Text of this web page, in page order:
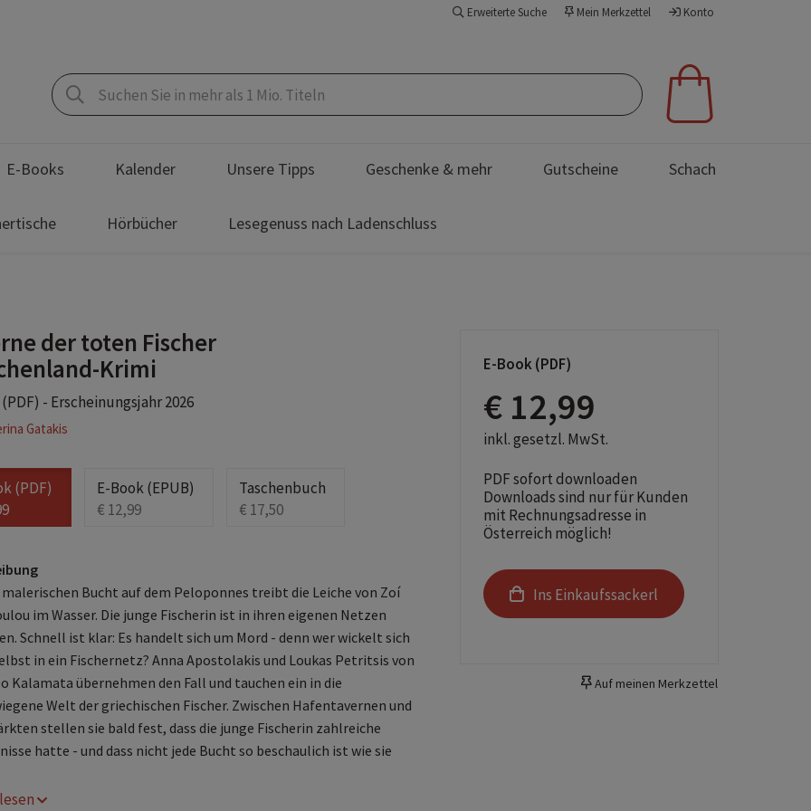
Erweiterte Suche Mein Merkzettel Konto
E-Books Kalender Unsere Tipps Geschenke & mehr Gutscheine Schach
Hörbücher Lesegenuss nach Ladenschluss
der toten Fischer
Krimi
- Erscheinungsjahr 2026
Gatakis
(PDF)
E-Book (EPUB)
€ 12,99
Taschenbuch
€ 17,50
Bucht auf dem Peloponnes treibt die Leiche von Zoí
im Wasser. Die junge Fischerin ist in ihren eigenen Netzen
Schnell ist klar: Es handelt sich um Mord - denn wer wickelt sich
in ein Fischernetz? Anna Apostolakis und Loukas Petritsis von
Kalamata übernehmen den Fall und tauchen ein in die
Welt der griechischen Fischer. Zwischen Hafentavernen und
stellen sie bald fest, dass die junge Fischerin zahlreiche
hatte - und dass nicht jede Bucht so beschaulich ist wie sie
Überschrift
E-Book (PDF)
€ 12,99
inkl. gesetzl. MwSt.
PDF sofort downloaden
Downloads sind nur für Kunden
mit Rechnungsadresse in
Österreich möglich!
Ins Einkaufssackerl
Auf meinen Merkzettel